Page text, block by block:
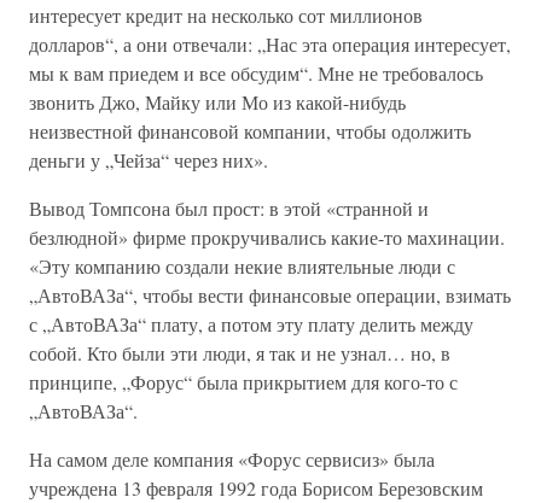
интересует кредит на несколько сот миллионов
долларов“, а они отвечали: „Нас эта операция интересует,
мы к вам приедем и все обсудим“. Мне не требовалось
звонить Джо, Майку или Мо из какой-нибудь
неизвестной финансовой компании, чтобы одолжить
деньги у „Чейза“ через них».
Вывод Томпсона был прост: в этой «странной и
безлюдной» фирме прокручивались какие-то махинации.
«Эту компанию создали некие влиятельные люди с
„АвтоВАЗа“, чтобы вести финансовые операции, взимать
с „АвтоВАЗа“ плату, а потом эту плату делить между
собой. Кто были эти люди, я так и не узнал… но, в
принципе, „Форус“ была прикрытием для кого-то с
„АвтоВАЗа“.
На самом деле компания «Форус сервисиз» была
учреждена 13 февраля 1992 года Борисом Березовским